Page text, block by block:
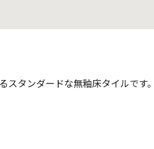
タンダードな無釉床タイルです。